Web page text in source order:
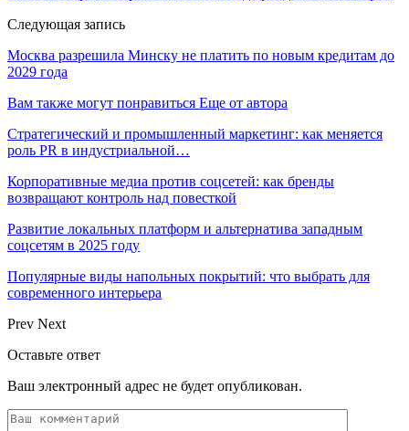
Следующая запись
Москва разрешила Минску не платить по новым кредитам до
2029 года
Вам также могут понравиться Еще от автора
Стратегический и промышленный маркетинг: как меняется
роль PR в индустриальной…
Корпоративные медиа против соцсетей: как бренды
возвращают контроль над повесткой
Развитие локальных платформ и альтернатива западным
соцсетям в 2025 году
Популярные виды напольных покрытий: что выбрать для
современного интерьера
Prev Next
Оставьте ответ
Ваш электронный адрес не будет опубликован.